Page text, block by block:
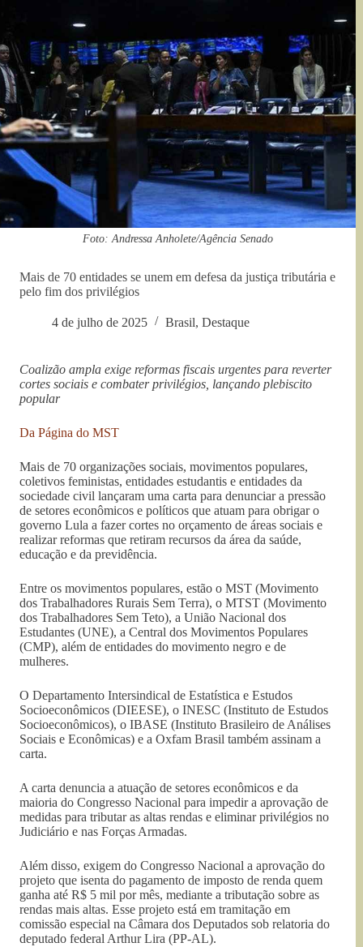
Foto: Andressa Anholete/Agência Senado
Mais de 70 entidades se unem em defesa da justiça tributária e
pelo fim dos privilégios
4 de julho de 2025 Brasil, Destaque
Coalizão ampla exige reformas fiscais urgentes para reverter
cortes sociais e combater privilégios, lançando plebiscito
popular
Da Página do MST
Mais de 70 organizações sociais, movimentos populares,
coletivos feministas, entidades estudantis e entidades da
sociedade civil lançaram uma carta para denunciar a pressão
de setores econômicos e políticos que atuam para obrigar o
governo Lula a fazer cortes no orçamento de áreas sociais e
realizar reformas que retiram recursos da área da saúde,
educação e da previdência.
Entre os movimentos populares, estão o MST (Movimento
dos Trabalhadores Rurais Sem Terra), o MTST (Movimento
dos Trabalhadores Sem Teto), a União Nacional dos
Estudantes (UNE), a Central dos Movimentos Populares
(CMP), além de entidades do movimento negro e de
mulheres.
O Departamento Intersindical de Estatística e Estudos
Socioeconômicos (DIEESE), o INESC (Instituto de Estudos
Socioeconômicos), o IBASE (Instituto Brasileiro de Análises
Sociais e Econômicas) e a Oxfam Brasil também assinam a
carta.
A carta denuncia a atuação de setores econômicos e da
maioria do Congresso Nacional para impedir a aprovação de
medidas para tributar as altas rendas e eliminar privilégios no
Judiciário e nas Forças Armadas.
Além disso, exigem do Congresso Nacional a aprovação do
projeto que isenta do pagamento de imposto de renda quem
ganha até R$ 5 mil por mês, mediante a tributação sobre as
rendas mais altas. Esse projeto está em tramitação em
comissão especial na Câmara dos Deputados sob relatoria do
deputado federal Arthur Lira (PP-AL).